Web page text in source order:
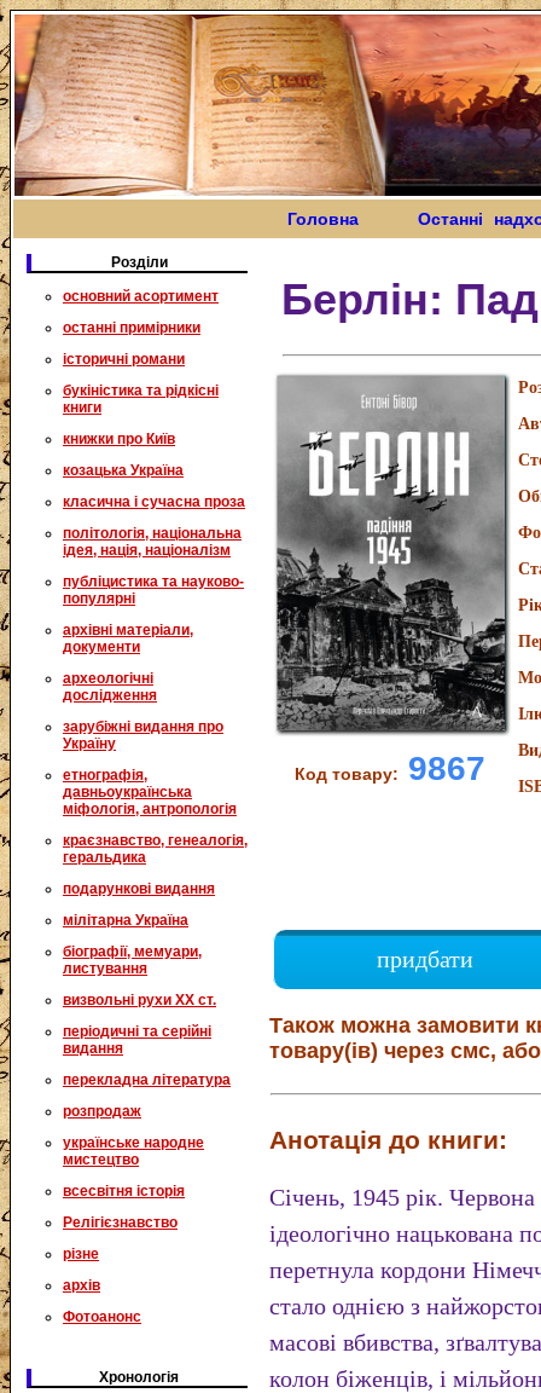
Головна Останні
Розділи
основний асортимент
останні примірники
історичні романи
букіністика та рідкісні
книги
книжки про Київ
козацька Україна
класична і сучасна проза
політологія, національна
ідея, нація, націоналізм
публіцистика та науково-
популярні
архівні матеріали,
документи
археологічні
дослідження
зарубіжні видання про
Україну
етнографія,
давньоукраїнська
міфологія, антропологія
краєзнавство, генеалогія,
геральдика
подарункові видання
мілітарна Україна
біографії, мемуари,
листування
визвольні рухи XX ст.
періодичні та серійні
видання
перекладна література
розпродаж
українське народне
мистецтво
всесвітня історія
Релігієзнавство
різне
архів
Фотоанонс
Хронологія
Берлін:
Код товару: 9867
придбати
Також можна замовити
товару(ів) через смс,
Анотація до книги:
Січень, 1945 рік.
ідеологічно нацькована
перетнула кордони
стало однією з
масові вбивства,
колон біженців, і